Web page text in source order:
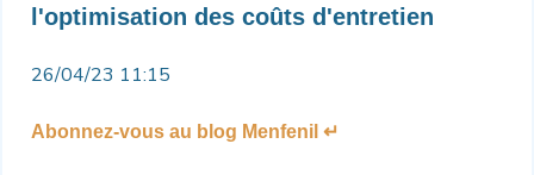
l'optimisation des coûts d'entretien
26/04/23 11:15
Abonnez-vous au blog Menfenil ↵